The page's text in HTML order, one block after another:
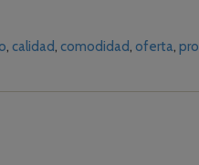
calidad comodidad oferta